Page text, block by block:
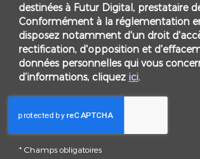
destinées à Futur Digital, prestataire
Conformément à la réglementation
disposez notamment d'un droit
rectification, d'opposition et
données personnelles qui vous
d’informations, cliquez ici.
* Champs obligatoires